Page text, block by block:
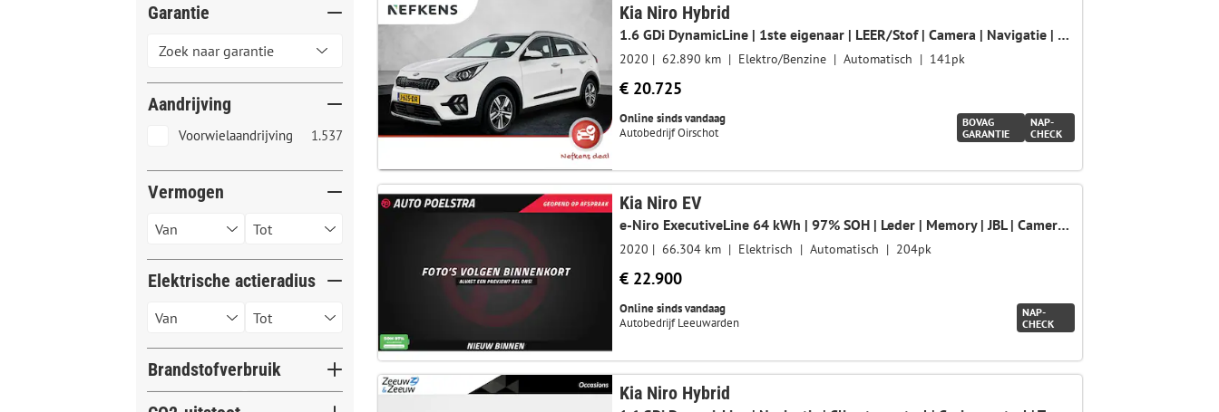
Garantie
Aandrijving
Voorwielaandrijving 1.537
Vermogen
Elektrische actieradius
Brandstofverbruik
Kia Niro Hybrid
1.6 GDi DynamicLine | 1ste eigenaar | LEER/Stof | Camera | Navigatie | Climate | AUTOMAAT
2020 62.890 km Elektro/Benzine Automatisch 141pk
€ 20.725
Online sinds vandaag
Autobedrijf Oirschot
BOVAG
GARANTIE
NAP-
CHECK
Kia Niro EV
e-Niro ExecutiveLine 64 kWh | 97% SOH | Leder | Memory | JBL | Camera | LED | Warmtepomp | Keyless | Stoel/Stuurwielverwarming | Stoelventilatie | Navigatie | Apple CarPlay/Android Auto | ACC | 17" | Dealeronderhouden
2020 66.304 km Elektrisch Automatisch 204pk
€ 22.900
Online sinds vandaag
Autobedrijf Leeuwarden
NAP-
CHECK
Kia Niro Hybrid